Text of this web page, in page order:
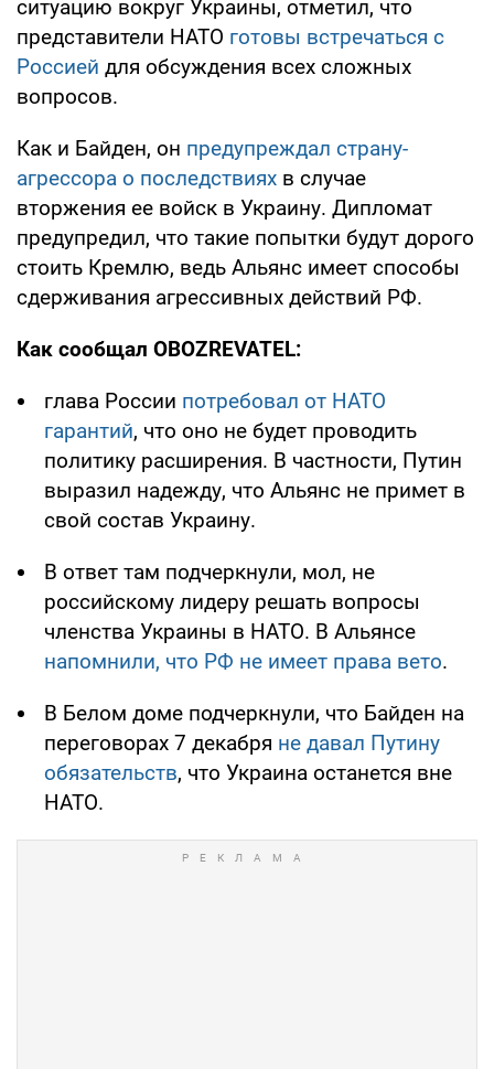
ситуацию вокруг Украины, отметил, что
представители НАТО готовы встречаться с
Россией для обсуждения всех сложных
вопросов.
Как и Байден, он предупреждал страну-
агрессора о последствиях в случае
вторжения ее войск в Украину. Дипломат
предупредил, что такие попытки будут дорого
стоить Кремлю, ведь Альянс имеет способы
сдерживания агрессивных действий РФ.
Как сообщал OBOZREVATEL:
глава России потребовал от НАТО
гарантий, что оно не будет проводить
политику расширения. В частности, Путин
выразил надежду, что Альянс не примет в
свой состав Украину.
В ответ там подчеркнули, мол, не
российскому лидеру решать вопросы
членства Украины в НАТО. В Альянсе
напомнили, что РФ не имеет права вето.
В Белом доме подчеркнули, что Байден на
переговорах 7 декабря не давал Путину
обязательств, что Украина останется вне
НАТО.